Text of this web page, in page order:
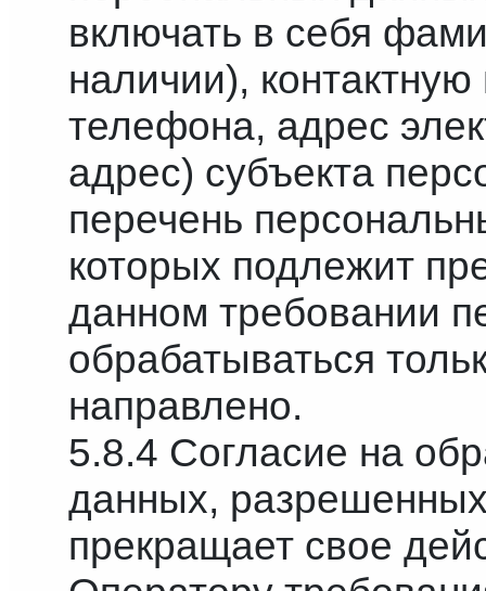
включать в себя
наличии),
телефона, адрес
адрес) субъекта
перечень
которых подлежит
данном требовании
обрабатываться
направлено.
5.8.4 Согласие на
данных,
прекращает свое